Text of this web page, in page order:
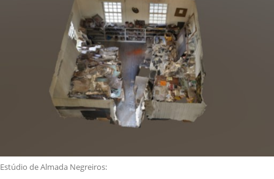
Estúdio de Almada Negreiros: